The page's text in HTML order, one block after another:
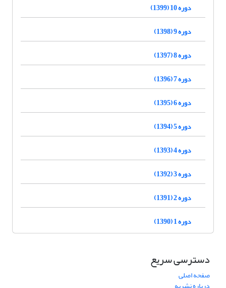
دوره 10 (1399)
دوره 9 (1398)
دوره 8 (1397)
دوره 7 (1396)
دوره 6 (1395)
دوره 5 (1394)
دوره 4 (1393)
دوره 3 (1392)
دوره 2 (1391)
دوره 1 (1390)
دسترسی سریع
صفحه اصلی